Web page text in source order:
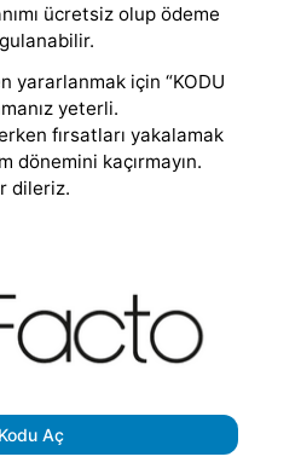
ücretsiz olup ödeme
yararlanmak için “KODU
yeterli.
fırsatları yakalamak
dönemini kaçırmayın.
dileriz.
Kodu Aç